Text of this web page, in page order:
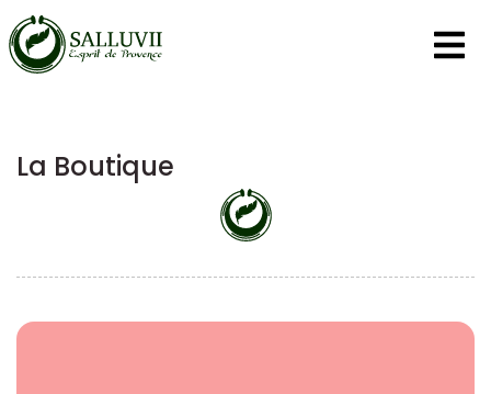
Panneau de gestion des cookies
La Boutique